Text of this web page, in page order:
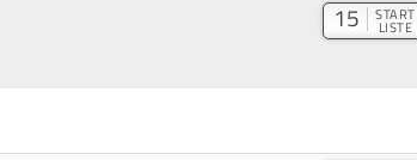
15 START
LISTE